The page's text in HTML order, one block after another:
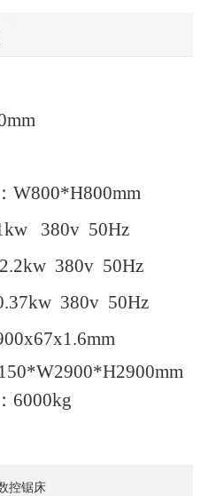
mm
W800*H800mm
380v 50Hz
380v 50Hz
380v 50Hz
6000kg
控锯床